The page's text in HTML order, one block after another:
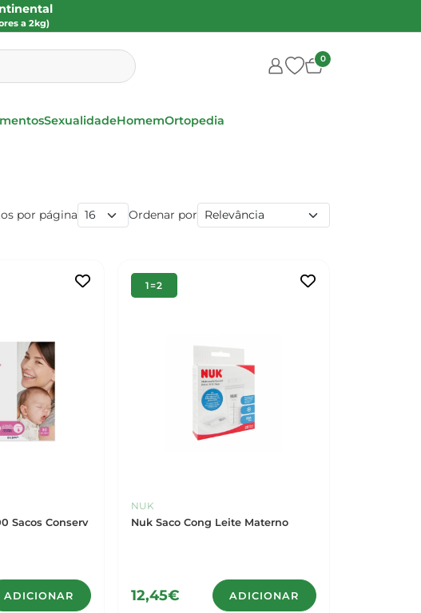
a 2kg)
0
SexualidadeHomemOrtopedia
por página Ordenar por
Sacos Conserv
ADICIONAR
1=2
NUK
Nuk Saco Cong Leite Materno
12,45€ ADICIONAR